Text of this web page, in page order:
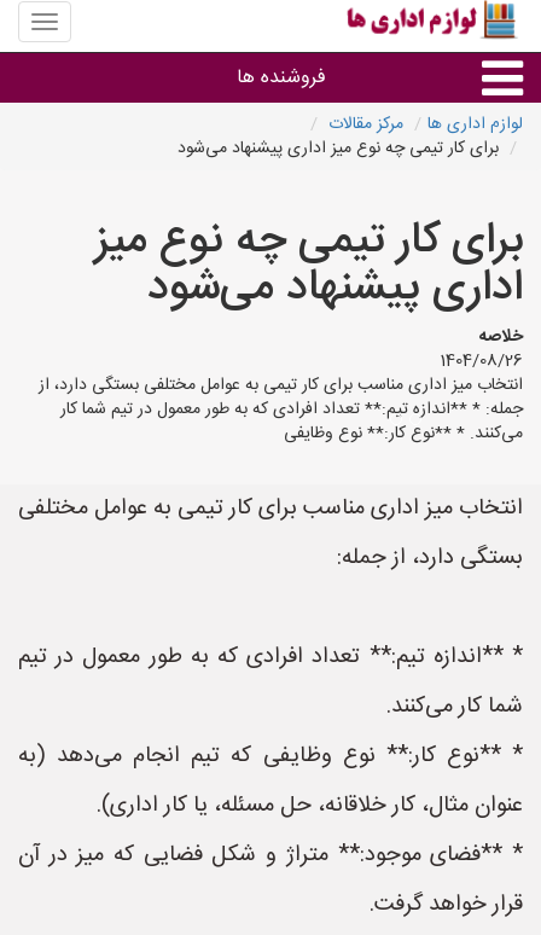
منوی
سایت
اداری
فروشنده ها
گروه ها
استان ها
لوازم اداری ها
مرکز مقالات
برای کار تیمی چه نوع میز اداری پیشنهاد می‌شود
برای کار تیمی چه نوع میز
اداری پیشنهاد می‌شود
خلاصه
1404/08/26
انتخاب میز اداری مناسب برای کار تیمی به عوامل مختلفی بستگی دارد، از
جمله: * **اندازه تیم:** تعداد افرادی که به طور معمول در تیم شما کار
می‌کنند. * **نوع کار:** نوع وظایفی
انتخاب میز اداری مناسب برای کار تیمی به عوامل مختلفی
بستگی دارد، از جمله:
* **اندازه تیم:** تعداد افرادی که به طور معمول در تیم
شما کار می‌کنند.
* **نوع کار:** نوع وظایفی که تیم انجام می‌دهد (به
عنوان مثال، کار خلاقانه، حل مسئله، یا کار اداری).
* **فضای موجود:** متراژ و شکل فضایی که میز در آن
قرار خواهد گرفت.